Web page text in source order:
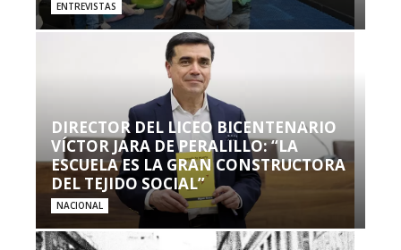
ENTREVISTAS
DIRECTOR DEL LICEO BICENTENARIO
VÍCTOR JARA DE PERALILLO: “LA
ESCUELA ES LA GRAN CONSTRUCTORA
DEL TEJIDO SOCIAL”
NACIONAL